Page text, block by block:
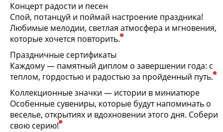
Концерт радости и песен
Спой, потанцуй и поймай настроение праздника!
Любимые мелодии, светлая атмосфера и мгновения,
которые хочется повторить.
Праздничные сертификаты
Каждому — памятный диплом о завершении года: с
теплом, гордостью и радостью за пройденный путь.
Коллекционные значки — истории в миниатюре
Особенные сувениры, которые будут напоминать о
веселье, открытиях и вдохновении этого дня. Собери
свою серию!